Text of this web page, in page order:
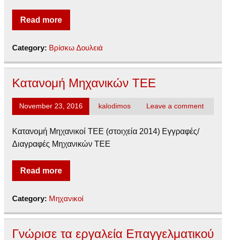
Read more
Category: Βρίσκω Δουλειά
Κατανομή Μηχανικών ΤΕΕ
November 23, 2016 kalodimos Leave a comment
Κατανομή Μηχανικοί ΤΕΕ (στοιχεία 2014) Εγγραφές/
Διαγραφές Μηχανικών ΤΕΕ
Read more
Category: Μηχανικοί
Γνώρισε τα εργαλεία Επαγγελματικού